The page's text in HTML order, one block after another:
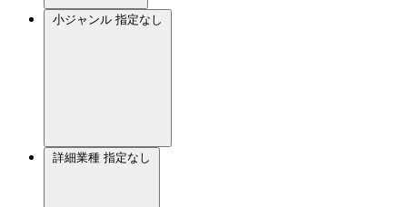
小ジャンル 指定なし
詳細業種 指定なし